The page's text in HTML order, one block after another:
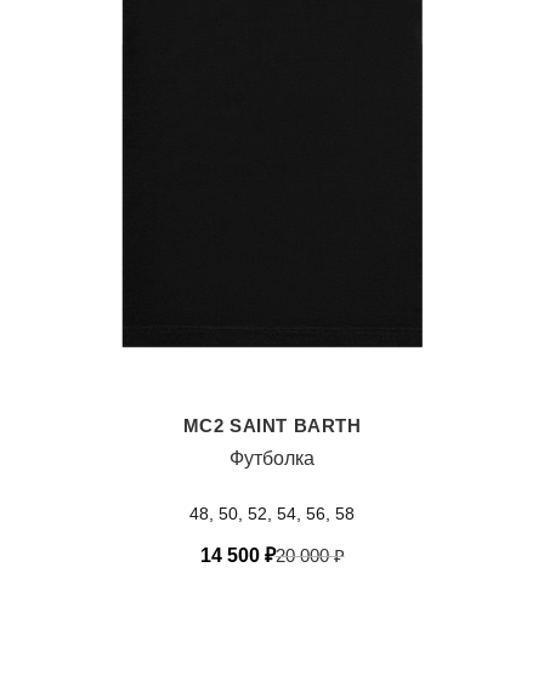
MC2 SAINT BARTH
Футболка
48, 50, 52, 54, 56, 58
14 500 ₽20 000₽